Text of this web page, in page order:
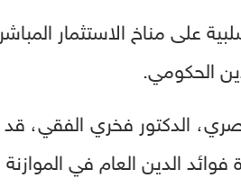
على مناخ الاستثمار
الحكومي.
الدكتور فخري